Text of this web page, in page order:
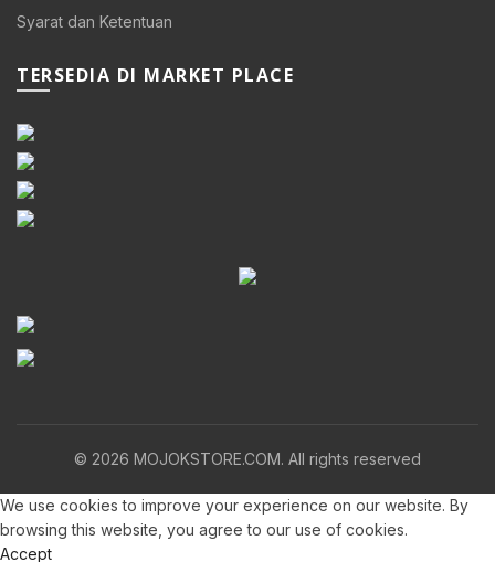
Syarat dan Ketentuan
TERSEDIA DI MARKET PLACE
© 2026 MOJOKSTORE.COM. All rights reserved
We use cookies to improve your experience on our website. By
browsing this website, you agree to our use of cookies.
Accept